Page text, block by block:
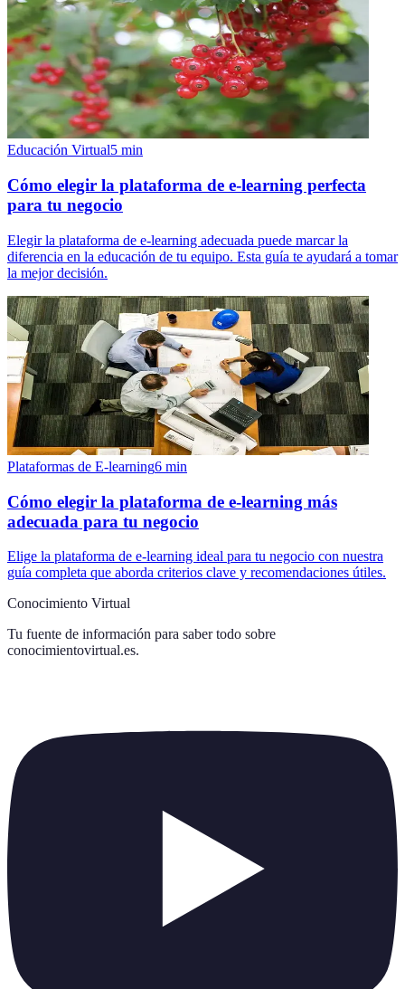
Educación Virtual5 min
Cómo elegir la plataforma de e-learning perfecta
para tu negocio
Elegir la plataforma de e-learning adecuada puede marcar la
diferencia en la educación de tu equipo. Esta guía te ayudará a tomar
la mejor decisión.
Plataformas de E-learning6 min
Cómo elegir la plataforma de e-learning más
adecuada para tu negocio
Elige la plataforma de e-learning ideal para tu negocio con nuestra
guía completa que aborda criterios clave y recomendaciones útiles.
Conocimiento Virtual
Tu fuente de información para saber todo sobre
conocimientovirtual.es.